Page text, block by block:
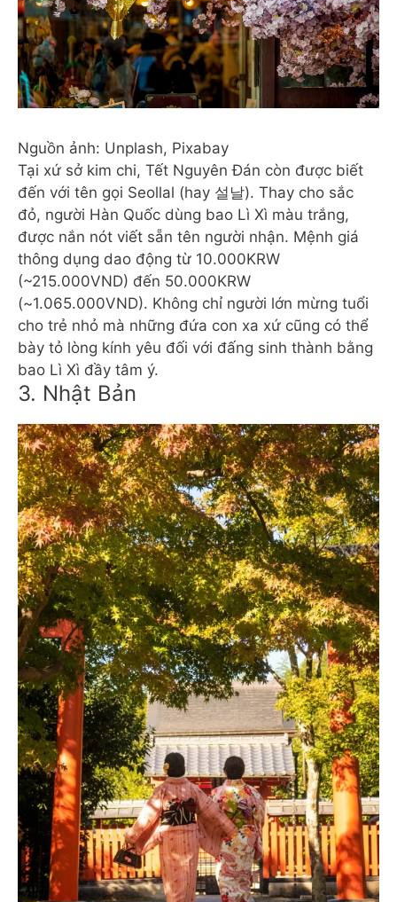
Nguồn ảnh: Unplash, Pixabay
Tại xứ sở kim chi, Tết Nguyên Đán còn được biết
đến với tên gọi Seollal (hay 설날). Thay cho sắc
đỏ, người Hàn Quốc dùng bao Lì Xì màu trắng,
được nắn nót viết sẵn tên người nhận. Mệnh giá
thông dụng dao động từ 10.000KRW
(~215.000VND) đến 50.000KRW
(~1.065.000VND). Không chỉ người lớn mừng tuổi
cho trẻ nhỏ mà những đứa con xa xứ cũng có thể
bày tỏ lòng kính yêu đối với đấng sinh thành bằng
bao Lì Xì đầy tâm ý.
3. Nhật Bản